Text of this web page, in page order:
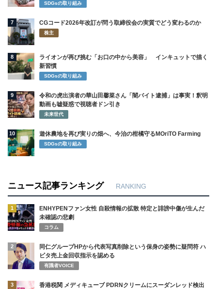
SDGsの取り組み
7 CGコード2026年改訂が問う取締役会の実質でどう変わるのか
株主
8
ライオンが再び挑む「お口の中から美容」 インキュットで描く
新習慣
SDGsの取り組み
9
令和の虎出演者の華山田馨菜さん「闇バイト逮捕」は事実！釈明
動画も嘘疑惑で視聴者ドン引き
未来世代
10 遊休農地を再び実りの畑へ、今治の柑橘守るMOriTO Farming
SDGsの取り組み
ニュース記事ランキング RANKING
1
ENHYPENファン女性 自殺情報の拡散 特定と誹謗中傷が生んだ
未確認の悲劇
コラム
2
同仁グループHPから代表写真削除という保身の姿勢に疑問符 ハ
ビタ売上金回収指示を認める
有識者VOICE
3
香港税関 メディキューブ PDRNクリームにスーダンレッド検出